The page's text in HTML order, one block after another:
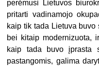
perėmusi Lietuvos
pritarti vadinamojo
kaip tik tada Lietuva
bei kitaip modernizuota,
kaip tada buvo įprasta
pastangomis, galima